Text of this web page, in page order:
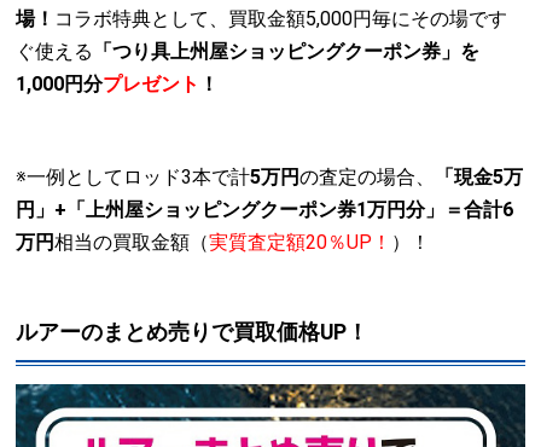
場！ コラボ特典として、買取金額5,000円毎にその場です
ぐ使える 「つり具上州屋ショッピングクーポン券」を
1,000円分プレゼント ！
※一例としてロッド3本で計5万円の査定の場合、
「現金5万
円」+「上州屋ショッピングクーポン券1万円分」＝合計6
万円相当の買取金額（実質査定額20％UP！ ）！
ルアーのまとめ売りで買取価格UP！